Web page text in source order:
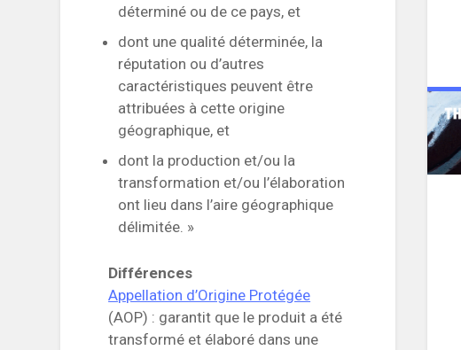
déterminé ou de ce pays, et
dont une qualité déterminée, la
réputation ou d’autres
caractéristiques peuvent être
attribuées à cette origine
géographique, et
dont la production et/ou la
transformation et/ou l’élaboration
ont lieu dans l’aire géographique
délimitée. »
Différences
Appellation d’Origine Protégée
(AOP) : garantit que le produit a été
transformé et élaboré dans une